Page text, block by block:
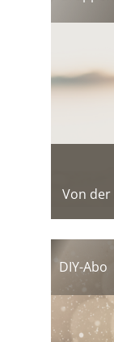
Von
DIY-Abo